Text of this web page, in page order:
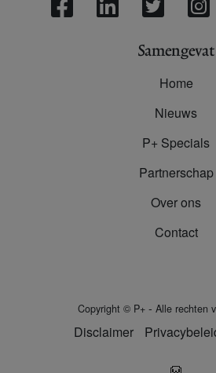
Samengevat
Home
Nieuws
P+ Specials
Partnerschap
Over ons
Contact
Copyright © P+ - Alle rechten
Disclaimer